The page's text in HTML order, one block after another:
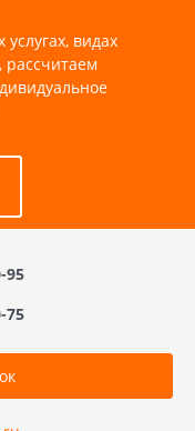
видах
рассчитаем
95
75